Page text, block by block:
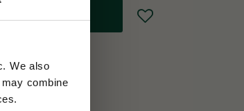
We also
combine
Lägg till i favoriter